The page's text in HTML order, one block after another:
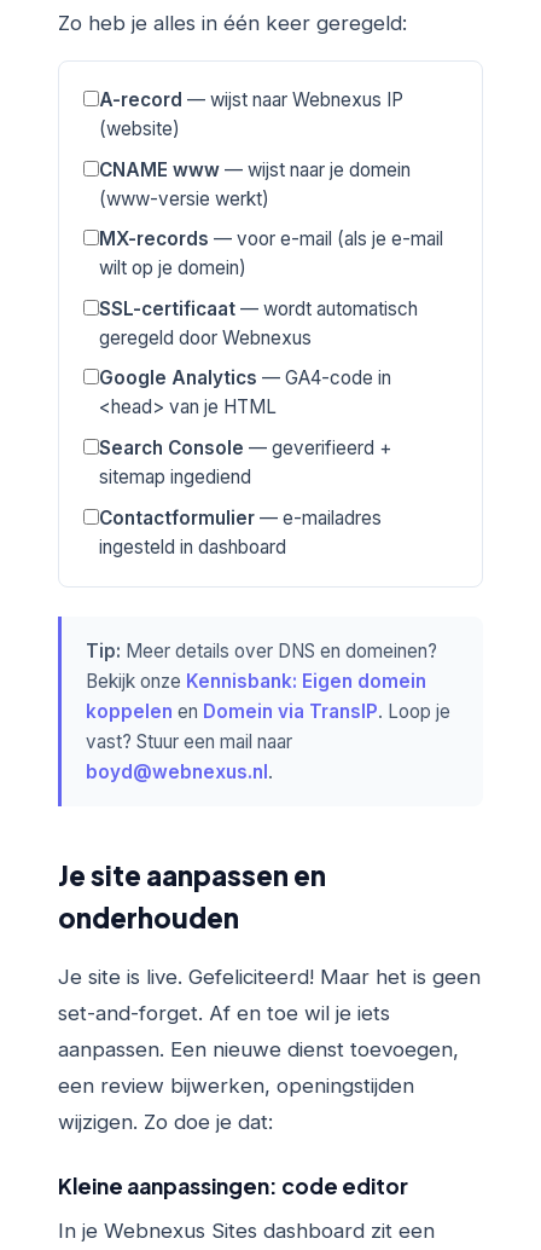
Zo heb je alles in één keer geregeld:
A-record — wijst naar Webnexus IP
(website)
CNAME www — wijst naar je domein
(www-versie werkt)
MX-records — voor e-mail (als je e-mail
wilt op je domein)
SSL-certificaat — wordt automatisch
geregeld door Webnexus
Google Analytics — GA4-code in
<head> van je HTML
Search Console — geverifieerd +
sitemap ingediend
Contactformulier — e-mailadres
ingesteld in dashboard
Tip: Meer details over DNS en domeinen?
Bekijk onze Kennisbank: Eigen domein
koppelen en Domein via TransIP. Loop je
vast? Stuur een mail naar
boyd@webnexus.nl.
Je site aanpassen en
onderhouden
Je site is live. Gefeliciteerd! Maar het is geen
set-and-forget. Af en toe wil je iets
aanpassen. Een nieuwe dienst toevoegen,
een review bijwerken, openingstijden
wijzigen. Zo doe je dat:
Kleine aanpassingen: code editor
In je Webnexus Sites dashboard zit een